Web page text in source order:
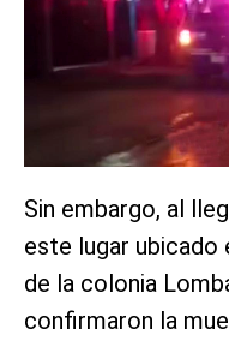
Sin embargo, al
este lugar ubicado
de la colonia
confirmaron la